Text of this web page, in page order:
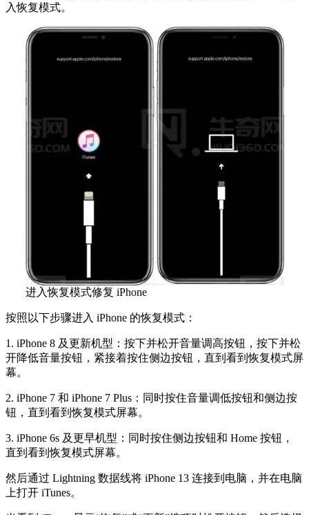
入恢复模式。
进入恢复模式修复 iPhone
按照以下步骤进入 iPhone 的恢复模式：
1. iPhone 8 及更新机型：按下并松开音量调高按钮，按下并松
开降低音量按钮，紧接着按住侧边按钮，直到看到恢复模式屏
幕。
2. iPhone 7 和 iPhone 7 Plus：同时按住音量调低按钮和侧边按
钮，直到看到恢复模式屏幕。
3. iPhone 6s 及更早机型：同时按住侧边按钮和 Home 按钮，
直到看到恢复模式屏幕。
然后通过 Lightning 数据线将 iPhone 13 连接到电脑，并在电脑
上打开 iTunes。